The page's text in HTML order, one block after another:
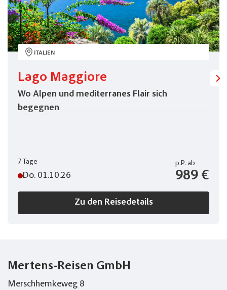
ITALIEN
Lago Maggiore
Wo Alpen und mediterranes Flair sich
begegnen
7 Tage
Do. 01.10.26
p.P. ab
989 €
Zu den Reisedetails
Mertens-Reisen GmbH
Merschhemkeweg 8